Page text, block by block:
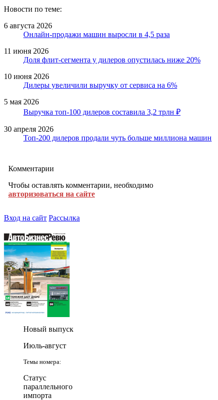
Новости по теме:
6 августа 2026
Онлайн-продажи машин выросли в 4,5 раза
11 июня 2026
Доля флит-сегмента у дилеров опустилась ниже 20%
10 июня 2026
Дилеры увеличили выручку от сервиса на 6%
5 мая 2026
Выручка топ-100 дилеров составила 3,2 трлн ₽
30 апреля 2026
Топ-200 дилеров продали чуть больше миллиона машин
Комментарии
Чтобы оставлять комментарии, необходимо
авторизоваться на сайте
Вход на сайт Рассылка
Новый выпуск
Июль-август
Темы номера:
Статус
параллельного
импорта